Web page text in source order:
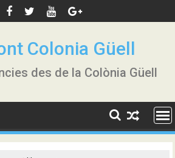
Colonia Güell
des de la Colònia Güell